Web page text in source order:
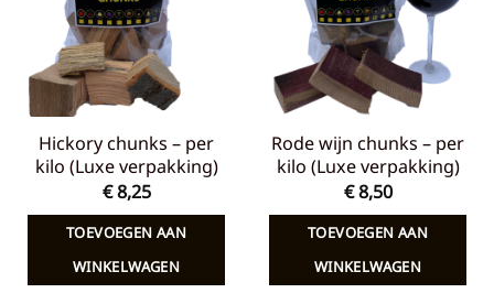
Hickory chunks – per
kilo (Luxe verpakking)
€8,25
TOEVOEGEN AAN
WINKELWAGEN
Rode wijn chunks – per
kilo (Luxe verpakking)
€8,50
TOEVOEGEN AAN
WINKELWAGEN